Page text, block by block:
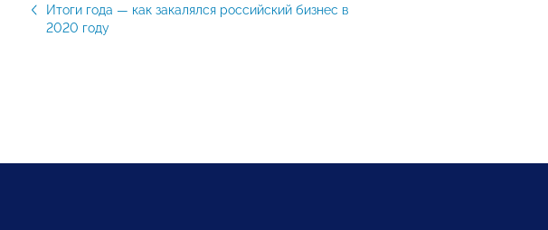
Итоги года — как закалялся российский бизнес в
2020 году